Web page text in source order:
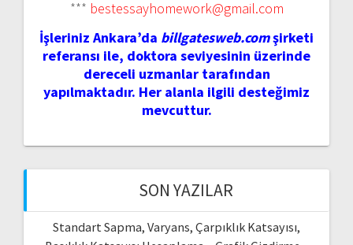
*** bestessayhomework@gmail.com
İşleriniz Ankara’da billgatesweb.comşirketi
referansı ile, doktora seviyesinin üzerinde
dereceli uzmanlar tarafından
yapılmaktadır. Her alanla ilgili desteğimiz
mevcuttur.
SON YAZILAR
Standart Sapma, Varyans, Çarpıklık Katsayısı,